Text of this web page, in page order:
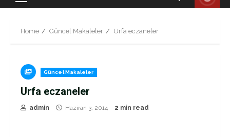
Primary
Home Güncel Makaleler Urfa eczaneler
Güncel Makaleler
Urfa eczaneler
admin Haziran 3, 2014 2 min read